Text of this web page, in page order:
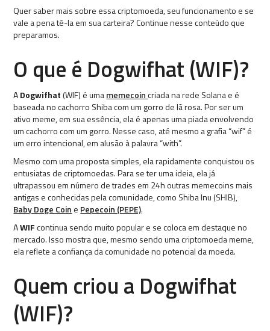
Quer saber mais sobre essa criptomoeda, seu funcionamento e se
vale a pena tê-la em sua carteira? Continue nesse conteúdo que
preparamos.
O que é Dogwifhat (WIF)?
ADogwifhat (WIF) é umamemecoincriada na rede Solana e é
baseada no cachorro Shiba com um gorro de lã rosa. Por ser um
ativo meme, em sua essência, ela é apenas uma piada envolvendo
um cachorro com um gorro. Nesse caso, até mesmo a grafia “wif” é
um erro intencional, em alusão à palavra “with”.
Mesmo com uma proposta simples, ela rapidamente conquistou os
entusiatas de criptomoedas. Para se ter uma ideia, ela já
ultrapassou em número de trades em 24h outras memecoins mais
antigas e conhecidas pela comunidade, como Shiba Inu (SHIB),
Baby Doge Coin e Pepecoin (PEPE).
AWIFcontinua sendo muito popular e se coloca em destaque no
mercado. Isso mostra que, mesmo sendo uma criptomoeda meme,
ela reflete a confiança da comunidade no potencial da moeda.
Quem criou a Dogwifhat
(WIF)?